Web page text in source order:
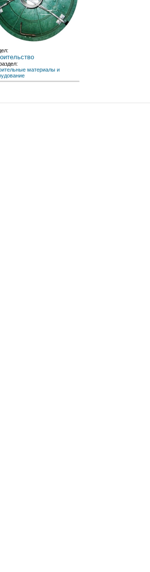
материалы и